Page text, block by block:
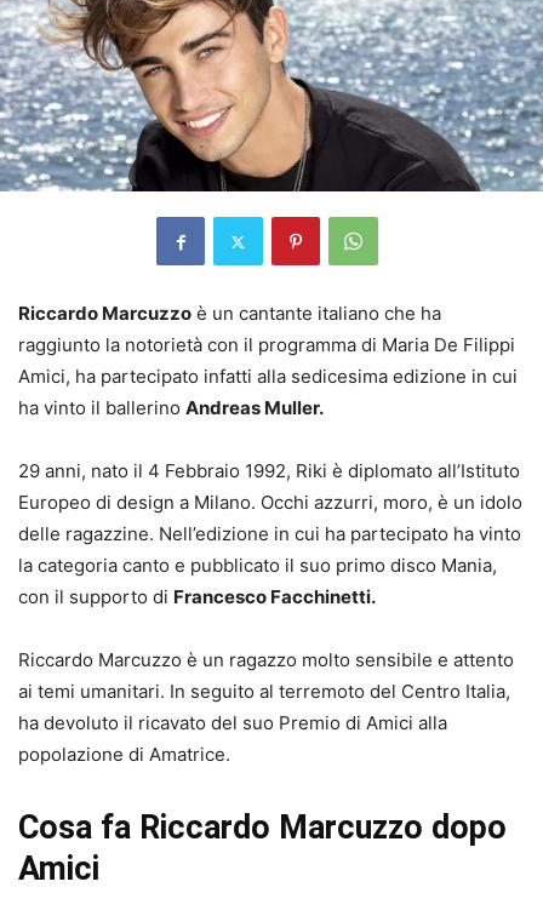
Riccardo Marcuzzo è un cantante italiano che ha
raggiunto la notorietà con il programma di Maria De Filippi
Amici, ha partecipato infatti alla sedicesima edizione in cui
ha vinto il ballerino Andreas Muller.
29 anni, nato il 4 Febbraio 1992, Riki è diplomato all’Istituto
Europeo di design a Milano. Occhi azzurri, moro, è un idolo
delle ragazzine. Nell’edizione in cui ha partecipato ha vinto
la categoria canto e pubblicato il suo primo disco Mania,
con il supporto di Francesco Facchinetti.
Riccardo Marcuzzo è un ragazzo molto sensibile e attento
ai temi umanitari. In seguito al terremoto del Centro Italia,
ha devoluto il ricavato del suo Premio di Amici alla
popolazione di Amatrice.
Cosa fa Riccardo Marcuzzo dopo
Amici